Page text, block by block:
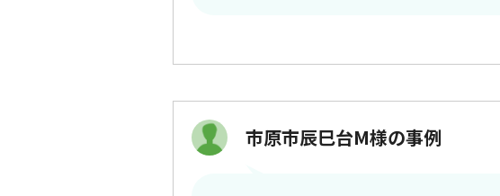
市原市辰巳台M様の事例